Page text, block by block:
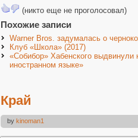
(никто еще не проголосовал)
Похожие записи
Warner Bros. задумалась о
Клуб «Школа» (2017)
«Собибор» Хабенского
иностранном языке»
Край
by kinoman1